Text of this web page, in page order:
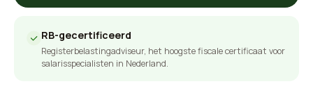
RB-gecertificeerd
Registerbelastingadviseur, het hoogste fiscale certificaat voor
salarisspecialisten in Nederland.